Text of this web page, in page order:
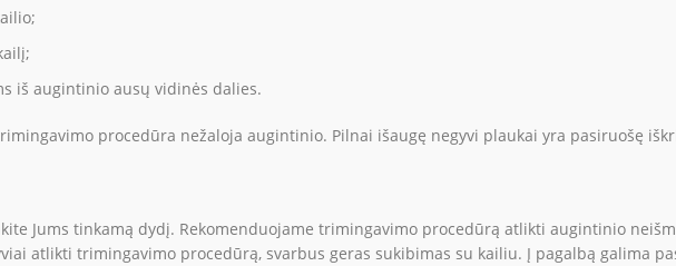
iš augintinio ausų vidinės dalies.
procedūra nežaloja augintinio. Pilnai išaugę negyvi plaukai yra pasiruošę
Jums tinkamą dydį. Rekomenduojame trimingavimo procedūrą atlikti augintinio
atlikti trimingavimo procedūrą, svarbus geras sukibimas su kailiu. Į pagalbą galima